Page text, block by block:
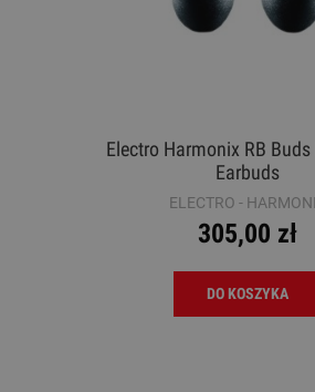
Electro Harmonix RB
Earbuds
ELECTRO -
305,00 zł
DO KOSZYKA